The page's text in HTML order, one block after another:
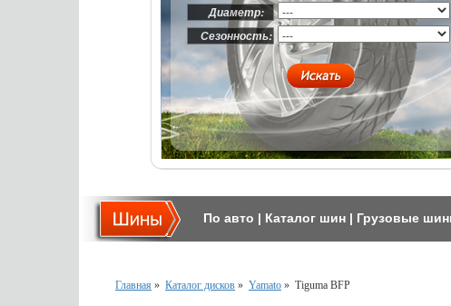
Диаметр:
Сезонность:
По авто | Каталог шин | Грузовые
Главная » Каталог дисков » Yamato » Tiguma BFP